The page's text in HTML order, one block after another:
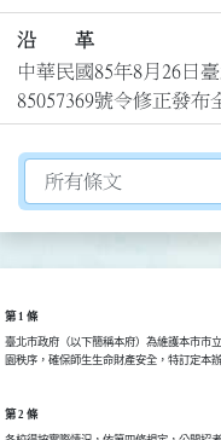
沿 革
中華民國85年8月26日
85057369號令修正發布
切換選擇法規資訊內容
第 1 條
臺北市政府（以下簡稱本府）為維護本市市
園秩序，確保師生生命財產安全，特訂定本辦
第 2 條